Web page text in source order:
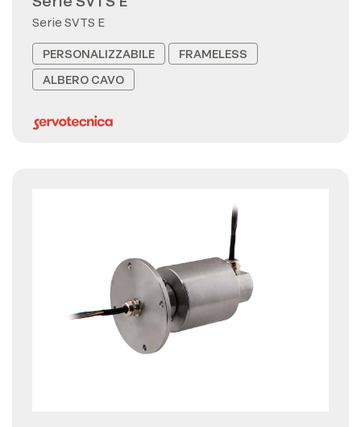
Serie SVTS E
PERSONALIZZABILE
FRAMELESS
ALBERO CAVO